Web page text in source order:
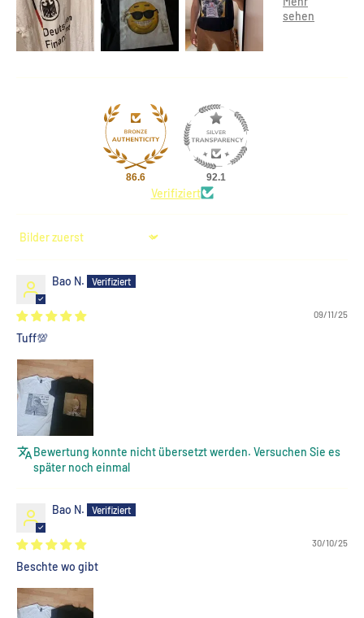
86.6 92.1
Verifiziert
Sort by
Bao N.
09/11/25
Tuff💯
Bewertung konnte nicht übersetzt werden. Versuchen Sie es
später noch einmal
Bao N.
30/10/25
Beschte wo gibt